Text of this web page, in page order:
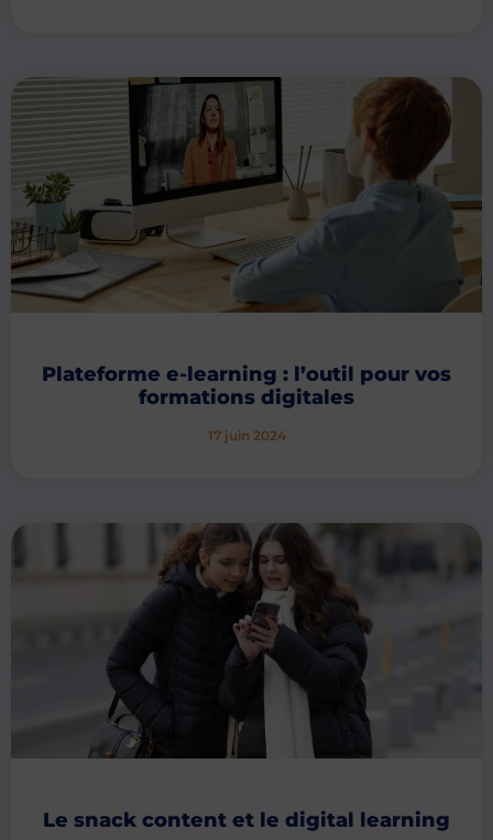
Plateforme e-learning : l’outil pour vos
formations digitales
17 juin 2024
Le snack content et le digital learning